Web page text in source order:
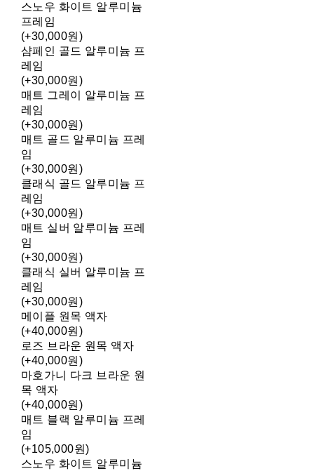
스노우 화이트 알루미늄
프레임
(+30,000원)
샴페인 골드 알루미늄 프
레임
(+30,000원)
매트 그레이 알루미늄 프
레임
(+30,000원)
매트 골드 알루미늄 프레
임
(+30,000원)
클래식 골드 알루미늄 프
레임
(+30,000원)
매트 실버 알루미늄 프레
임
(+30,000원)
클래식 실버 알루미늄 프
레임
(+30,000원)
메이플 원목 액자
(+40,000원)
로즈 브라운 원목 액자
(+40,000원)
마호가니 다크 브라운 원
목 액자
(+40,000원)
매트 블랙 알루미늄 프레
임
(+105,000원)
스노우 화이트 알루미늄